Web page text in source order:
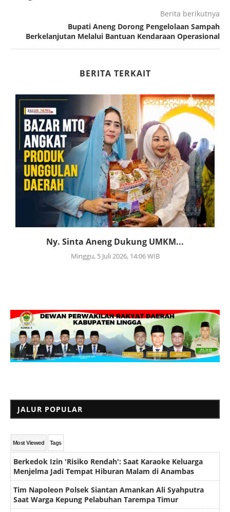
Berita berikutnya
Bupati Aneng Dorong Pengelolaan Sampah
Berkelanjutan Melalui Bantuan Kendaraan Operasional
BERITA TERKAIT
Ny. Sinta Aneng Dukung UMKM...
Minggu, 5 Juli 2026, 14:06 WIB
JALUR POPULAR
Most Viewed Tags
Berkedok Izin 'Risiko Rendah': Saat Karaoke Keluarga
Menjelma Jadi Tempat Hiburan Malam di Anambas
Tim Napoleon Polsek Siantan Amankan Ali Syahputra
Saat Warga Kepung Pelabuhan Tarempa Timur